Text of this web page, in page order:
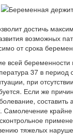
достичь
возможных
от срока
всей беременности
37 в период
при
Если же
составить
Самолечение
тяжелых